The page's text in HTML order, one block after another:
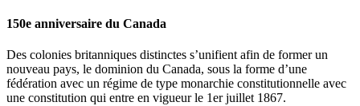
150e anniversaire du Canada
Des colonies britanniques distinctes s’unifient afin de former un
nouveau pays, le dominion du Canada, sous la forme d’une
fédération avec un régime de type monarchie constitutionnelle avec
une constitution qui entre en vigueur le 1er juillet 1867.